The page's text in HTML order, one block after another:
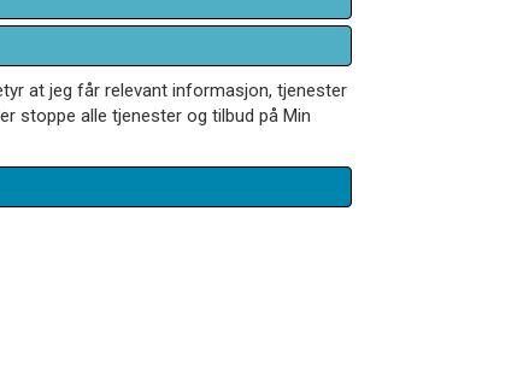
at jeg får relevant informasjon, tjenester
stoppe alle tjenester og tilbud på Min